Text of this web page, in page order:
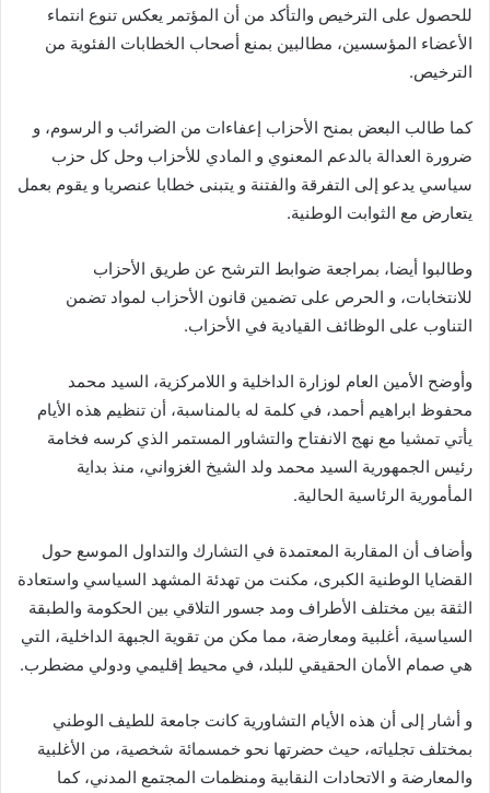
للحصول على الترخيص والتأكد من أن المؤتمر يعكس تنوع انتماء
الأعضاء المؤسسين، مطالبين بمنع أصحاب الخطابات الفئوية من
الترخيص.
كما طالب البعض بمنح الأحزاب إعفاءات من الضرائب و الرسوم، و
ضرورة العدالة بالدعم المعنوي و المادي للأحزاب وحل كل حزب
سياسي يدعو إلى التفرقة والفتنة و يتبنى خطابا عنصريا و يقوم بعمل
يتعارض مع الثوابت الوطنية.
وطالبوا أيضا، بمراجعة ضوابط الترشح عن طريق الأحزاب
للانتخابات، و الحرص على تضمين قانون الأحزاب لمواد تضمن
التناوب على الوظائف القيادية في الأحزاب.
وأوضح الأمين العام لوزارة الداخلية و اللامركزية، السيد محمد
محفوظ ابراهيم أحمد، في كلمة له بالمناسبة، أن تنظيم هذه الأيام
يأتي تمشيا مع نهج الانفتاح والتشاور المستمر الذي كرسه فخامة
رئيس الجمهورية السيد محمد ولد الشيخ الغزواني، منذ بداية
المأمورية الرئاسية الحالية.
وأضاف أن المقاربة المعتمدة في التشارك والتداول الموسع حول
القضايا الوطنية الكبرى، مكنت من تهدئة المشهد السياسي واستعادة
الثقة بين مختلف الأطراف ومد جسور التلاقي بين الحكومة والطبقة
السياسية، أغلبية ومعارضة، مما مكن من تقوية الجبهة الداخلية، التي
هي صمام الأمان الحقيقي للبلد، في محيط إقليمي ودولي مضطرب.
و أشار إلى أن هذه الأيام التشاورية كانت جامعة للطيف الوطني
بمختلف تجلياته، حيث حضرتها نحو خمسمائة شخصية، من الأغلبية
والمعارضة و الاتحادات النقابية ومنظمات المجتمع المدني، كما